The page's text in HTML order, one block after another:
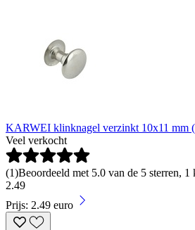
KARWEI klinknagel verzinkt 10x11 mm
Veel verkocht
(1)Beoordeeld met 5.0 van de 5 sterren,
2.49
Prijs: 2.49 euro